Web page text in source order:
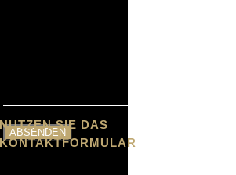
NUTZEN SIE DAS
KONTAKTFORMULAR